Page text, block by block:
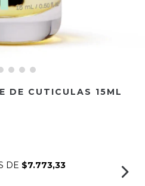
DE CUTICULAS 15ML
DE $7.773,33